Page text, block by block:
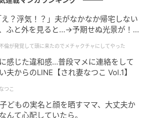
？浮気！？」夫がなかなか帰宅しない
ふと外を見ると…→予期せぬ光景が！
にしてやった
倫が発覚して頭に来たのでメチャクチャにしてやった
感じた違和感…普段マメに連絡をして
夫からのLINE【され妻なつこ Vol.1】
つこ
どもの実名と顔を晒すママ、大丈夫か
んて心配していたら。